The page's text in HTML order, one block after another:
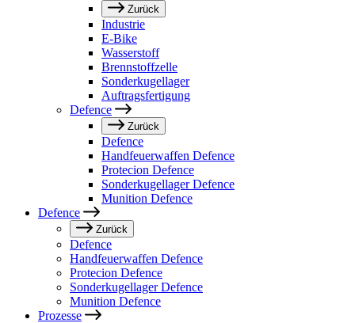
Zurück
Industrie
E-Bike
Wasserstoff
Brennstoffzelle
Sonderkugellager
Auftragsfertigung
Defence
Zurück
Defence
Handfeuerwaffen Defence
Protecion Defence
Sonderkugellager Defence
Munition Defence
Defence
Zurück
Defence
Handfeuerwaffen Defence
Protecion Defence
Sonderkugellager Defence
Munition Defence
Prozesse